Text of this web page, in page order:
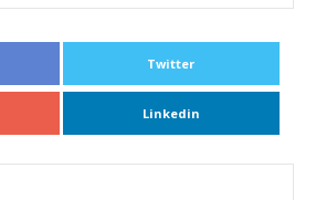
Twitter
Linkedin